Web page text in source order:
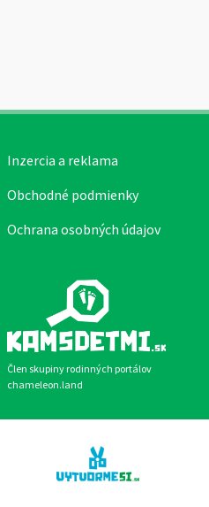
Člen skupiny rodinných portálov
chameleon.land
Inzercia a reklama
Obchodné podmienky
Ochrana osobných údajov